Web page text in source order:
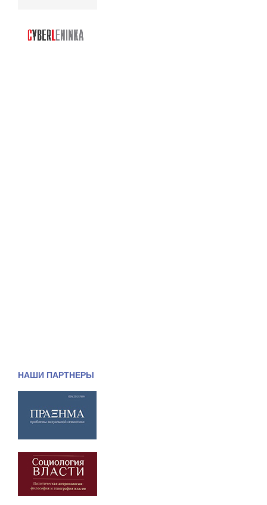
НАШИ ПАРТНЕРЫ